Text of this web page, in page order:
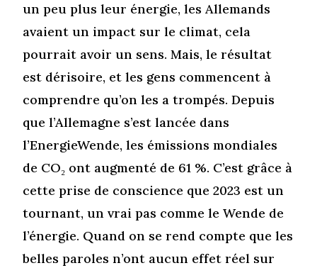
un peu plus leur énergie, les Allemands
avaient un impact sur le climat, cela
pourrait avoir un sens. Mais, le résultat
est dérisoire, et les gens commencent à
comprendre qu’on les a trompés. Depuis
que l’Allemagne s’est lancée dans
l’EnergieWende, les émissions mondiales
de CO₂ ont augmenté de 61 %. C’est grâce à
cette prise de conscience que 2023 est un
tournant, un vrai pas comme le Wende de
l’énergie. Quand on se rend compte que les
belles paroles n’ont aucun effet réel sur